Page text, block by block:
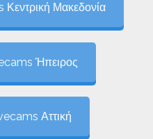
Μακεδονία
Ήπειρος
Αττική